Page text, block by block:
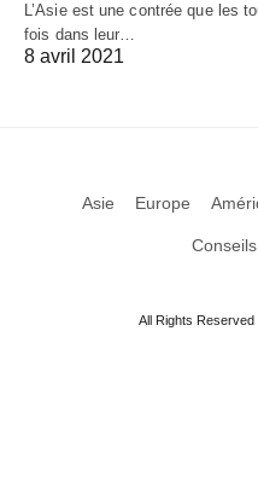
L’Asie est une contrée que les
fois dans leur…
8 avril 2021
Asie Europe
All Rights Reserved